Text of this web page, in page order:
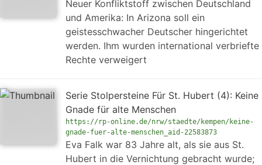
Neuer Konfliktstoff zwischen Deutschland
und Amerika: In Arizona soll ein
geistesschwacher Deutscher hingerichtet
werden. Ihm wurden international verbriefte
Rechte verweigert
Serie Stolpersteine Für St. Hubert (4): Keine
Gnade für alte Menschen
https://rp-online.de/nrw/staedte/kempen/keine-
gnade-fuer-alte-menschen_aid-22583873
Eva Falk war 83 Jahre alt, als sie aus St.
Hubert in die Vernichtung gebracht wurde;